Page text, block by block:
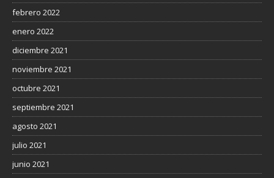
febrero 2022
enero 2022
diciembre 2021
noviembre 2021
octubre 2021
septiembre 2021
agosto 2021
julio 2021
junio 2021